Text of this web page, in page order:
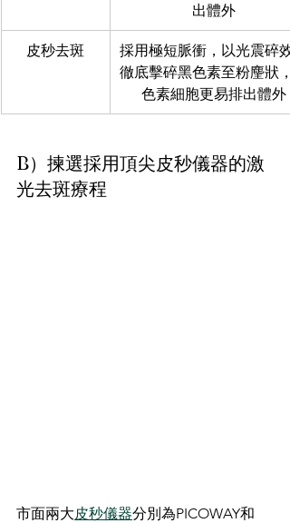
出體外
皮秒去斑
採用極短脈衝，以光震碎效
徹底擊碎黑色素至粉麈狀，
色素細胞更易排出體外
B）揀選採用頂尖皮秒儀器的激
光去斑療程
市面兩大皮秒儀器分別為PICOWAY和